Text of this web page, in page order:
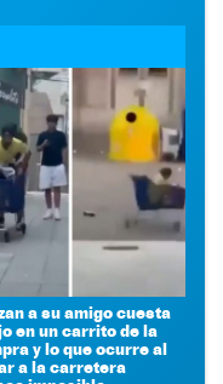
a su amigo cuesta
en un carrito de la
y lo que ocurre al
a la carretera